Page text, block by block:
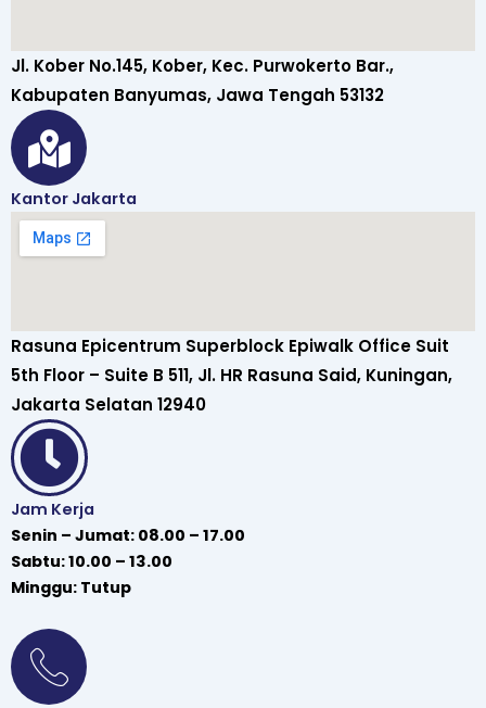
Jl. Kober No.145, Kober, Kec. Purwokerto Bar.,
Kabupaten Banyumas, Jawa Tengah 53132
Kantor Jakarta
Rasuna Epicentrum Superblock Epiwalk Office Suit
5th Floor – Suite B 511, Jl. HR Rasuna Said, Kuningan,
Jakarta Selatan 12940
Jam Kerja
Senin – Jumat: 08.00 – 17.00
Sabtu: 10.00 – 13.00
Minggu: Tutup